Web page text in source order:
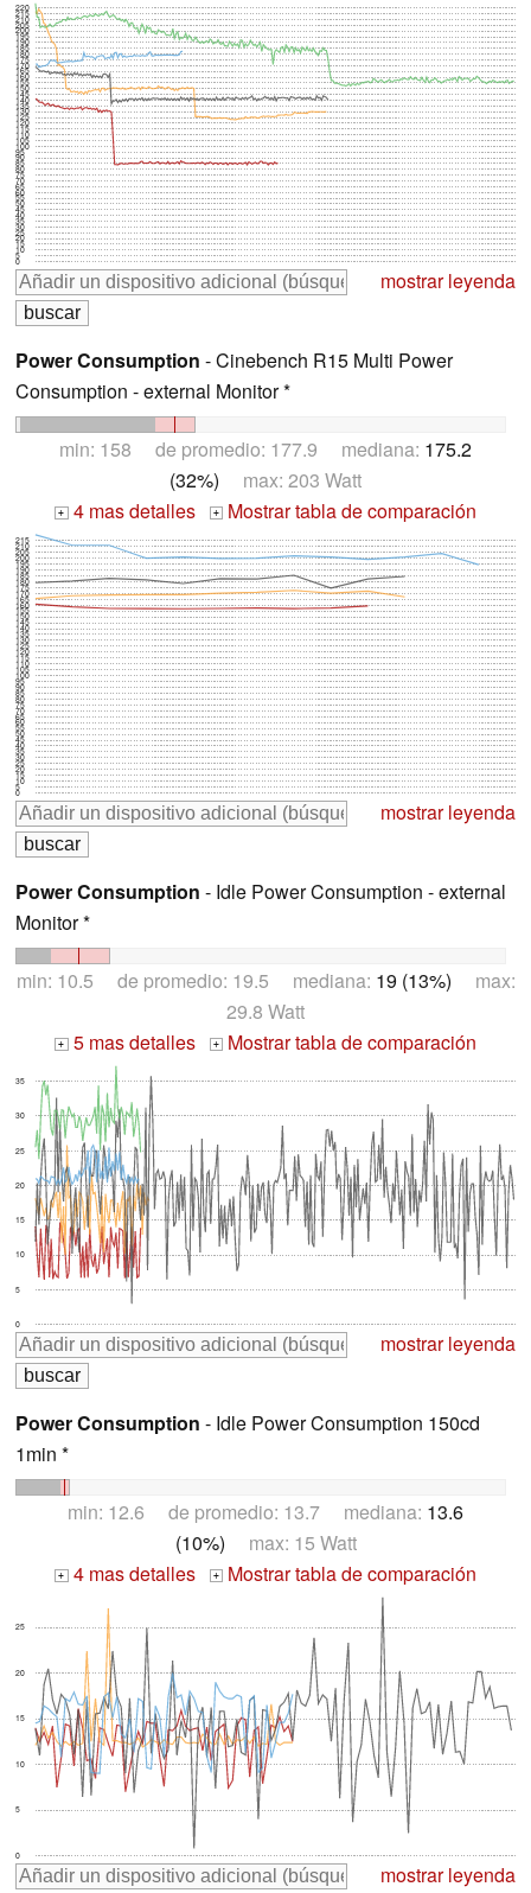
05
10
15
20
25
30
35
40
45
50
55
60
65
70
75
80
85
90
95
100
105
110
115
120
125
130
135
140
145
150
155
160
165
170
175
180
185
190
195
200
205
210
215
220
mostrar leyenda
Power Consumption - Cinebench R15 Multi Power
Consumption - external Monitor *
min: 158 de promedio: 177.9 mediana: 175.2
(32%) max: 203 Watt
+ 4 mas detalles + Mostrar tabla de comparación
05
10
15
20
25
30
35
40
45
50
55
60
65
70
75
80
85
90
95
100
105
110
115
120
125
130
135
140
145
150
155
160
165
170
175
180
185
190
195
200
205
210
215
mostrar leyenda
Power Consumption - Idle Power Consumption - external
Monitor *
min: 10.5 de promedio: 19.5 mediana: 19 (13%) max:
29.8 Watt
+ 5 mas detalles + Mostrar tabla de comparación
0
5
10
15
20
25
30
35
mostrar leyenda
Power Consumption - Idle Power Consumption 150cd
1min *
min: 12.6 de promedio: 13.7 mediana: 13.6
(10%) max: 15 Watt
+ 4 mas detalles + Mostrar tabla de comparación
0
5
10
15
20
25
mostrar leyenda